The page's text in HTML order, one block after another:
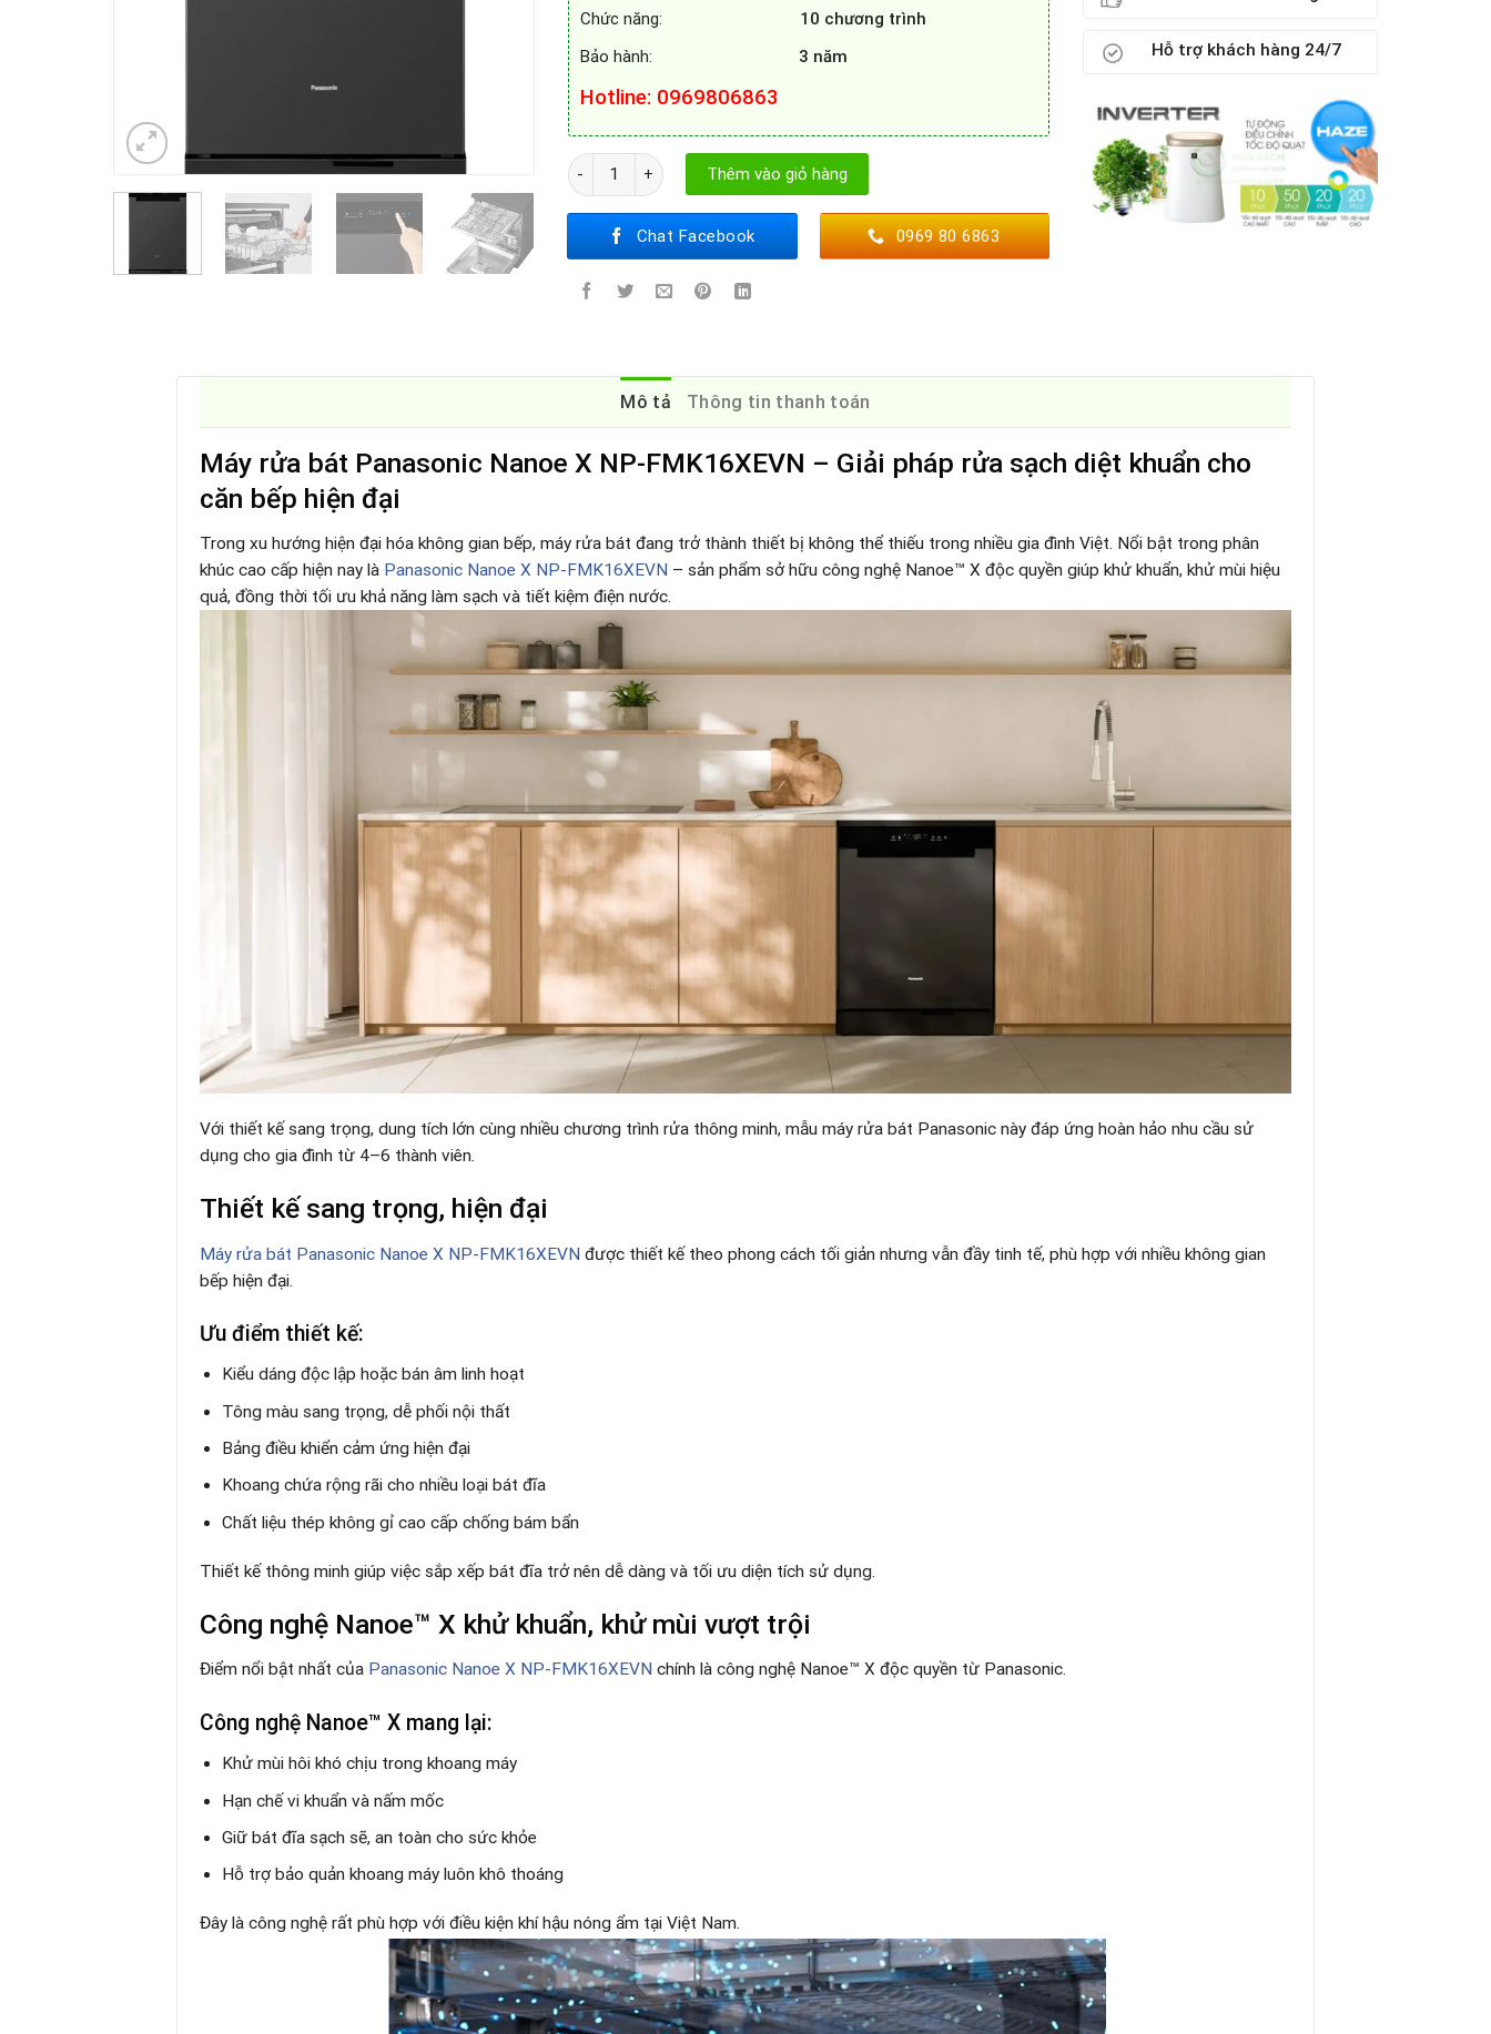
Chức năng: 10 chương trình
Bảo hành: 3 năm
Hotline: 0969806863
Máy rửa bát Panasonic Nanoe X NP-FMK16XEVN số lượng
Thêm vào giỏ hàng
Chat Facebook 0969 80 6863
Hỗ trợ khách hàng 24/7
Mô tả Thông tin thanh toán
Máy rửa bát Panasonic Nanoe X NP-FMK16XEVN – Giải pháp rửa sạch diệt khuẩn cho
căn bếp hiện đại
Trong xu hướng hiện đại hóa không gian bếp, máy rửa bát đang trở thành thiết bị không thể thiếu trong nhiều gia đình Việt. Nổi bật trong phân
khúc cao cấp hiện nay là Panasonic Nanoe X NP-FMK16XEVN – sản phẩm sở hữu công nghệ Nanoe™ X độc quyền giúp khử khuẩn, khử mùi hiệu
quả, đồng thời tối ưu khả năng làm sạch và tiết kiệm điện nước.
Với thiết kế sang trọng, dung tích lớn cùng nhiều chương trình rửa thông minh, mẫu máy rửa bát Panasonic này đáp ứng hoàn hảo nhu cầu sử
dụng cho gia đình từ 4–6 thành viên.
Thiết kế sang trọng, hiện đại
Máy rửa bát Panasonic Nanoe X NP-FMK16XEVN được thiết kế theo phong cách tối giản nhưng vẫn đầy tinh tế, phù hợp với nhiều không gian
bếp hiện đại.
Ưu điểm thiết kế:
Kiểu dáng độc lập hoặc bán âm linh hoạt
Tông màu sang trọng, dễ phối nội thất
Bảng điều khiển cảm ứng hiện đại
Khoang chứa rộng rãi cho nhiều loại bát đĩa
Chất liệu thép không gỉ cao cấp chống bám bẩn
Thiết kế thông minh giúp việc sắp xếp bát đĩa trở nên dễ dàng và tối ưu diện tích sử dụng.
Công nghệ Nanoe™ X khử khuẩn, khử mùi vượt trội
Điểm nổi bật nhất của Panasonic Nanoe X NP-FMK16XEVN chính là công nghệ Nanoe™ X độc quyền từ Panasonic.
Công nghệ Nanoe™ X mang lại:
Khử mùi hôi khó chịu trong khoang máy
Hạn chế vi khuẩn và nấm mốc
Giữ bát đĩa sạch sẽ, an toàn cho sức khỏe
Hỗ trợ bảo quản khoang máy luôn khô thoáng
Đây là công nghệ rất phù hợp với điều kiện khí hậu nóng ẩm tại Việt Nam.